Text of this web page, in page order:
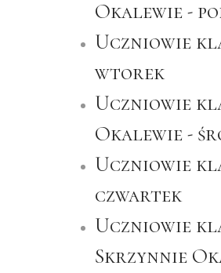
Okalewie -
Uczniowie
wtorek
Uczniowie
Okalewie -
Uczniowie
czwartek
Uczniowie
Skrzynnie